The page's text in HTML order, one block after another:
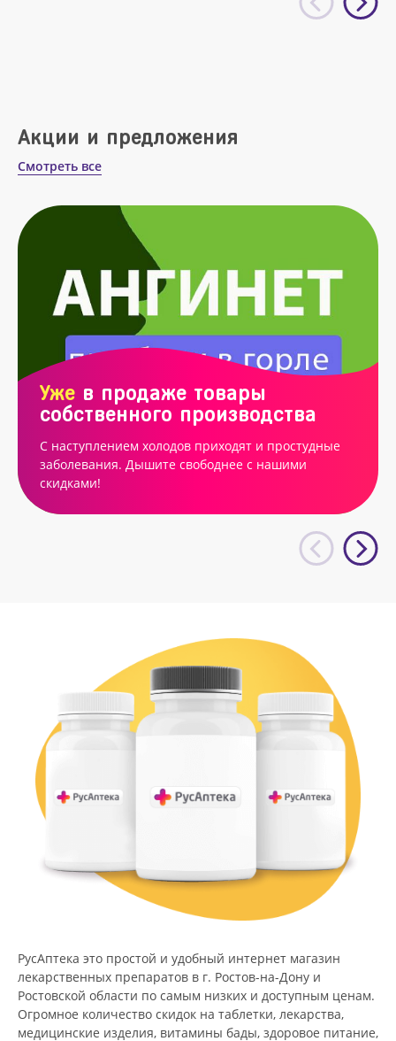
Акции и предложения
Смотреть все
Уже в продаже товары
собственного производства
С наступлением холодов приходят и простудные
заболевания. Дышите свободнее с нашими
скидками!
РусАптека это простой и удобный интернет магазин
лекарственных препаратов в г. Ростов-на-Дону и
Ростовской области по самым низких и доступным ценам.
Огромное количество скидок на таблетки, лекарства,
медицинские изделия, витамины бады, здоровое питание,